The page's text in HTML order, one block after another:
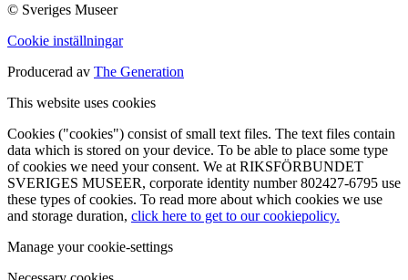
© Sveriges Museer
Cookie inställningar
Producerad av The Generation
This website uses cookies
Cookies ("cookies") consist of small text files. The text files contain
data which is stored on your device. To be able to place some type
of cookies we need your consent. We at RIKSFÖRBUNDET
SVERIGES MUSEER, corporate identity number 802427-6795 use
these types of cookies. To read more about which cookies we use
and storage duration, click here to get to our cookiepolicy.
Manage your cookie-settings